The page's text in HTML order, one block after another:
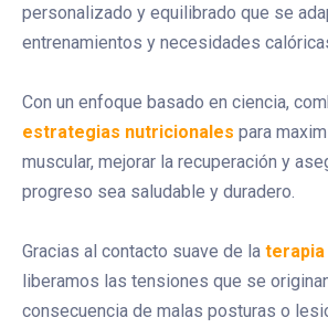
personalizado y equilibrado que se
entrenamientos y necesidades
Con un enfoque basado en ciencia,
estrategias nutricionales para
muscular, mejorar la recuperación y
progreso sea saludable y duradero.
Gracias al contacto suave de la
liberamos las tensiones que se
consecuencia de malas posturas o